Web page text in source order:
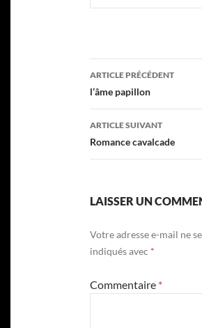
Navigation
des
articles
ARTICLE PRÉCÉDENT
l’âme papillon
ARTICLE SUIVANT
Romance cavalcade
LAISSER UN
Votre adresse e-mail ne
indiqués avec *
Commentaire *